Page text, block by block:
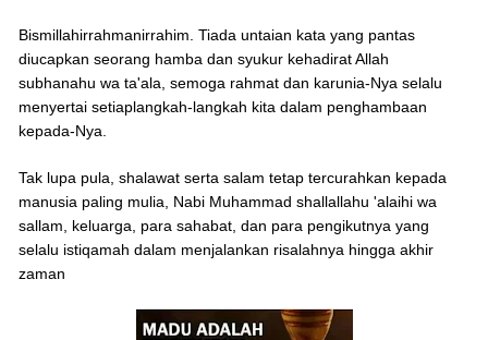
Bismillahirrahmanirrahim. Tiada untaian kata yang pantas
diucapkan seorang hamba dan syukur kehadirat Allah
subhanahu wa ta'ala, semoga rahmat dan karunia-Nya selalu
menyertai setiaplangkah-langkah kita dalam penghambaan
kepada-Nya.
Tak lupa pula, shalawat serta salam tetap tercurahkan kepada
manusia paling mulia, Nabi Muhammad shallallahu 'alaihi wa
sallam, keluarga, para sahabat, dan para pengikutnya yang
selalu istiqamah dalam menjalankan risalahnya hingga akhir
zaman